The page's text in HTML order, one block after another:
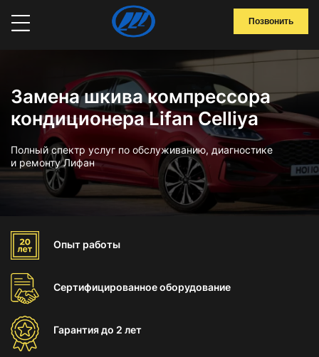
Позвонить
Замена шкива компрессора
кондиционера Lifan Celliya
Полный спектр услуг по обслуживанию, диагностике
и ремонту Лифан
Опыт работы
Сертифицированноеоборудование
Гарантиядо 2 лет